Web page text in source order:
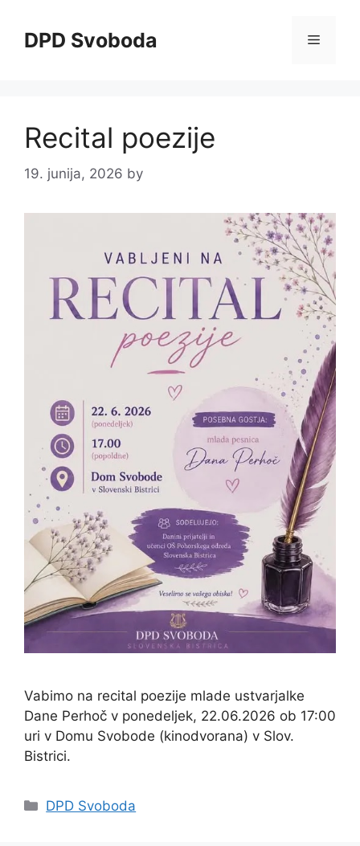
contentDPD Svoboda Menu
Recital poezije
19. junija, 2026 by
Vabimo na recital poezije mlade ustvarjalke
Dane Perhoč v ponedeljek, 22.06.2026 ob 17:00
uri v Domu Svobode (kinodvorana) v Slov.
Bistrici.
Categories
DPD Svoboda